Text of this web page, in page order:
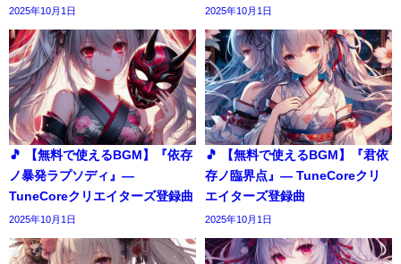
2025年10月1日 2025年10月1日
🎵 【無料で使えるBGM】『依存
ノ暴発ラプソディ』―
TuneCoreクリエイターズ登録曲
2025年10月1日
🎵 【無料で使えるBGM】『君依
存ノ臨界点』― TuneCoreクリ
エイターズ登録曲
2025年10月1日